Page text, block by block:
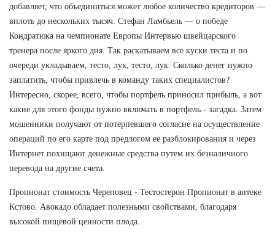
добавляет, что объединиться может любое количество кредиторов —
вплоть до нескольких тысяч. Стефан Ламбьель — о победе
Кондратюка на чемпионате Европы Интервью швейцарского
тренера после яркого дня. Так раскатываем все куски теста и по
очереди укладываем, тесто, лук, тесто, лук. Сколько денег нужно
заплатить, чтобы привлечь в команду таких специалистов?
Интересно, скорее, всего, чтобы портфель приносил прибыль, а вот
какие для этого фонды нужно включать в портфель - загадка. Затем
мошенники получают от потерпевшего согласие на осуществление
операций по его карте под предлогом ее разблокирования и через
Интернет похищают денежные средства путем их безналичного
перевода на другие счета.
Пропионат стоимость Череповец - Тестостерон Пропионат в аптеке
Кстово. Авокадо обладает полезными свойствами, благодаря
высокой пищевой ценности плода.